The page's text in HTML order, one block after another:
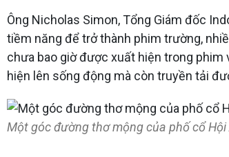
Ông Nicholas Simon, Tổng Giám đốc
tiềm năng để trở thành phim trường,
chưa bao giờ được xuất hiện trong phim
hiện lên sống động mà còn truyền tải
Một góc đường thơ mộng của phố cổ